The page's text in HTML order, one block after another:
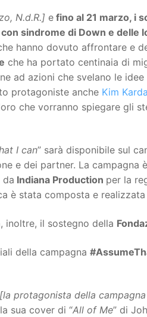
N.d.R.] e fino al 21 marzo, i
sindrome di Down e delle
hanno dovuto affrontare e
che ha portato centinaia di
ad azioni che svelano le
protagoniste anche Kim
che vorranno spiegare gli
I can” sarà disponibile sul
e dei partner. La campagna
da Indiana Production per la
è stata composta e realizzata
inoltre, il sostegno della
della campagna
[la protagonista della
sua cover di “All of Me” di